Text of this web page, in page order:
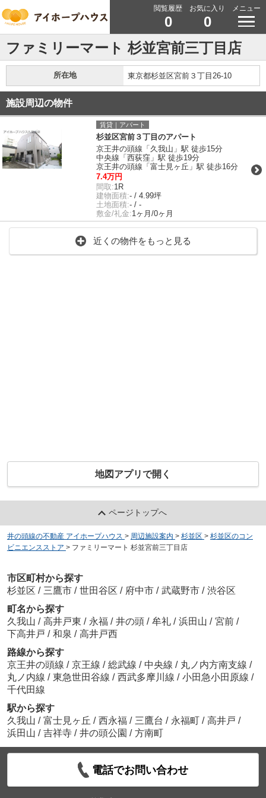
閲覧履歴
0
お気に入り
0
メニュー
ファミリーマート 杉並宮前三丁目店
所在地 東京都杉並区宮前３丁目26-10
施設周辺の物件
賃貸｜アパート
杉並区宮前３丁目のアパート
京王井の頭線「久我山」駅 徒歩15分
中央線「西荻窪」駅 徒歩19分
京王井の頭線「富士見ヶ丘」駅 徒歩16分
7.4万円
間取:1R
建物面積:- / 4.99坪
土地面積:- / -
敷金/礼金:1ヶ月/0ヶ月
近くの物件をもっと見る
地図アプリで開く
ページトップへ
井の頭線の不動産 アイホープハウス > 周辺施設案内 > 杉並区 > 杉並区のコン
ビニエンスストア > ファミリーマート 杉並宮前三丁目店
市区町村から探す
杉並区 / 三鷹市 / 世田谷区 / 府中市 / 武蔵野市 / 渋谷区
町名から探す
久我山 / 高井戸東 / 永福 / 井の頭 / 牟礼 / 浜田山 / 宮前 /
下高井戸 / 和泉 / 高井戸西
路線から探す
京王井の頭線 / 京王線 / 総武線 / 中央線 / 丸ノ内方南支線 /
丸ノ内線 / 東急世田谷線 / 西武多摩川線 / 小田急小田原線 /
千代田線
駅から探す
久我山 / 富士見ヶ丘 / 西永福 / 三鷹台 / 永福町 / 高井戸 /
浜田山 / 吉祥寺 / 井の頭公園 / 方南町
電話でお問い合わせ